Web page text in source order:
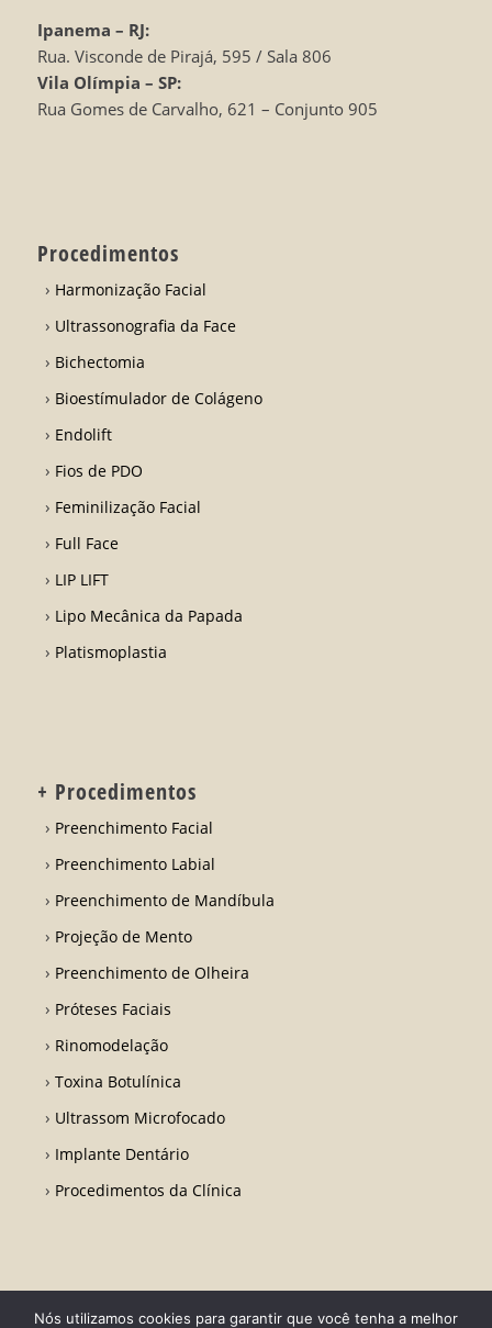
Ipanema – RJ:
Rua. Visconde de Pirajá, 595 / Sala 806
Vila Olímpia – SP:
Rua Gomes de Carvalho, 621 – Conjunto 905
Procedimentos
Harmonização Facial
Ultrassonografia da Face
Bichectomia
Bioestímulador de Colágeno
Endolift
Fios de PDO
Feminilização Facial
Full Face
LIP LIFT
Lipo Mecânica da Papada
Platismoplastia
+ Procedimentos
Preenchimento Facial
Preenchimento Labial
Preenchimento de Mandíbula
Projeção de Mento
Preenchimento de Olheira
Próteses Faciais
Rinomodelação
Toxina Botulínica
Ultrassom Microfocado
Implante Dentário
Procedimentos da Clínica
Nós utilizamos cookies para garantir que você tenha a melhor